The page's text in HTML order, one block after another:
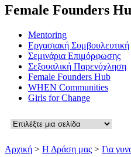
Female Founders
Mentoring
Εργασιακή Συμβουλευτική
Σεμινάρια Επιμόρφωσης
Σεξουαλική Παρενόχληση
Female Founders Hub
WHEN Communities
Girls for Change
Αρχική > Η Δράση μας > Για